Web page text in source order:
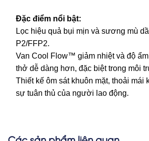
Đặc điểm nổi bật:
Lọc hiệu quả bụi mịn và sương mù
P2/FFP2.
Van Cool Flow™ giảm nhiệt và độ
thở dễ dàng hơn, đặc biệt trong môi
Thiết kế ôm sát khuôn mặt, thoải mái
sự tuân thủ của người lao động.